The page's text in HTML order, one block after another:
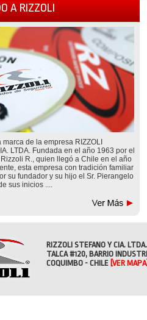
A RIZZOLI
marca de la empresa RIZZOLI
LTDA. Fundada en el año 1963 por el
R., quien llegó a Chile en el año
esta empresa con tradición familiar
su fundador y su hijo el Sr. Pierangelo
sus inicios ....
RIZZOLI STEFANO Y CIA. LTDA.
TALCA #120, BARRIO
COQUIMBO - CHILE [VER